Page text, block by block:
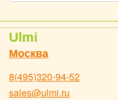
Ulmi
Москва
8(495)320-94-52
sales@ulmi.ru